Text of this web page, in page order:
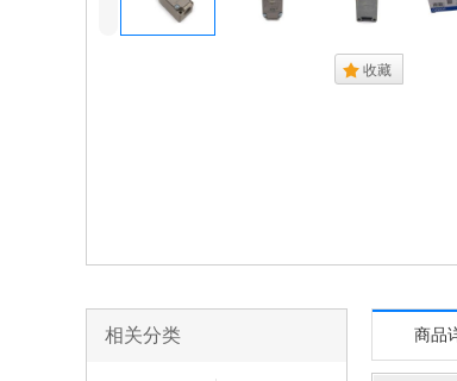
. 收藏
相关分类 商品